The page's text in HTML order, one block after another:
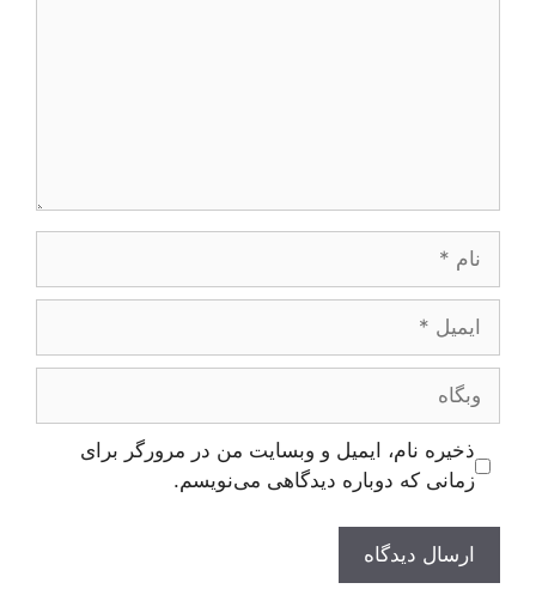
ایمیل
وبگاه
ذخیره نام، ایمیل و وبسایت من در مرورگر برای
زمانی که دوباره دیدگاهی می‌نویسم.